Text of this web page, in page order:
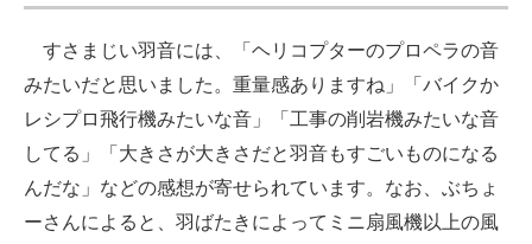
すさまじい羽音には、「ヘリコプターのプロペラの音
みたいだと思いました。重量感ありますね」「バイクか
レシプロ飛行機みたいな音」「工事の削岩機みたいな音
してる」「大きさが大きさだと羽音もすごいものになる
んだな」などの感想が寄せられています。なお、ぶちょ
ーさんによると、羽ばたきによってミニ扇風機以上の風